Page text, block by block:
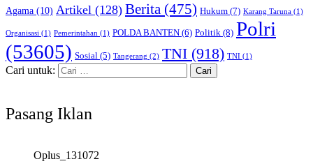
Agama (10) Artikel (128) Berita (475) Hukum (7) Karang Taruna (1)
Organisasi (1) Pemerintahan (1) POLDA BANTEN (6) Politik (8) Polri
(53605) Sosial (5) Tangerang (2) TNI (918) TNI (1)
Cari untuk:
Pasang Iklan
Oplus_131072